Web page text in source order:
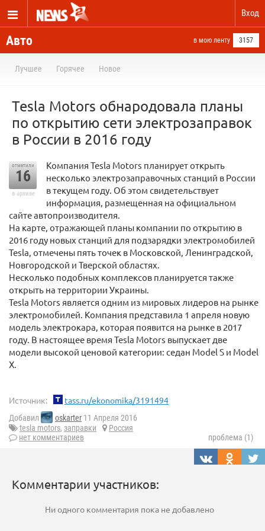
Вход
Авто в мою ленту 3157
Лучшее Горячее Новое
Tesla Motors обнародовала планы
по открытию сети электрозаправок
в России в 2016 году
отметили
16
в архиве
Компания Tesla Motors планирует открыть
несколько электрозаправочных станций в России
в текущем году. Об этом свидетельствует
информация, размещенная на официальном
сайте автопроизводителя.
На карте, отражающей планы компании по открытию в
2016 году новых станций для подзарядки электромобилей
Tesla, отмечены пять точек в Московской, Ленинградской,
Новгородской и Тверской областях.
Несколько подобных комплексов планируется также
открыть на территории Украины.
Tesla Motors является одним из мировых лидеров на рынке
электромобилей. Компания представила 1 апреля новую
модель электрокара, которая появится на рынке в 2017
году. В настоящее время Tesla Motors выпускает две
модели высокой ценовой категории: седан Model S и Model
X.
Источник: tass.ru/ekonomika/3191494
Добавил oskarter 11 Апреля 2016
tesla motors, заправки
Россия
нет комментариев
проблема (1)
Комментарии участников:
Ни одного комментария пока не добавлено